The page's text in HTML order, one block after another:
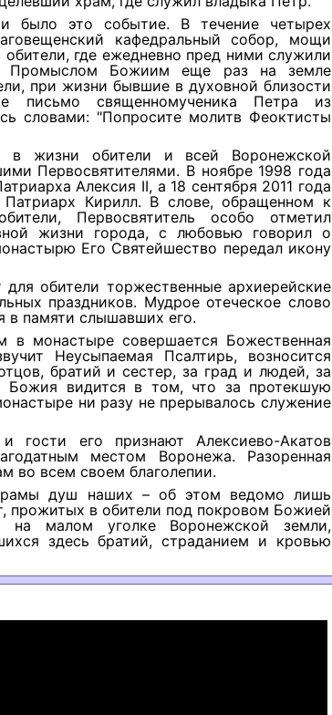
было это событие. В течение четырех
кафедральный собор, мощи
где ежедневно пред ними служили
Промыслом Божиим еще раз на земле
при жизни бывшие в духовной близости
письмо священномученика Петра из
словами: "Попросите молитв Феоктисты
в жизни обители и всей Воронежской
Первосвятителями. В ноябре 1998 года
Алексия II, а 18 сентября 2011 года
Кирилл. В слове, обращенном к
Первосвятитель особо отметил
жизни города, с любовью говорил о
Его Святейшество передал икону
обители торжественные архиерейские
праздников. Мудрое отеческое слово
в памяти слышавших его.
в монастыре совершается Божественная
Неусыпаемая Псалтирь, возносится
братий и сестер, за град и людей, за
Божия видится в том, что за протекшую
ни разу не прерывалось служение
гости его признают Алексиево-Акатов
местом Воронежа. Разоренная
во всем своем благолепии.
душ наших – об этом ведомо лишь
прожитых в обители под покровом Божией
на малом уголке Воронежской земли,
здесь братий, страданием и кровью